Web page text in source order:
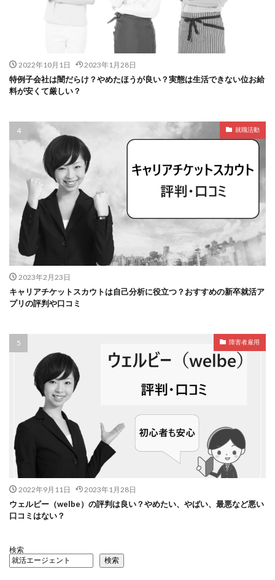
2022年10月1日 2023年1月28日
特例子会社は闇だらけ？やめたほうが良い？実態は生活できない位お給
料が安くて厳しい？
就職活動
2023年2月23日
キャリアチケットスカウトは自己分析に役立つ？おすすめの新卒就活ア
プリの評判や口コミ
障害者雇用
2022年9月11日 2023年1月28日
ウェルビー（welbe）の評判は良い？やめたい、やばい、最悪など悪い
口コミはない？
検索
検索